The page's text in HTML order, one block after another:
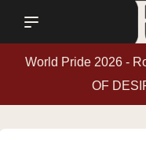
World Pride 2026 -
OF